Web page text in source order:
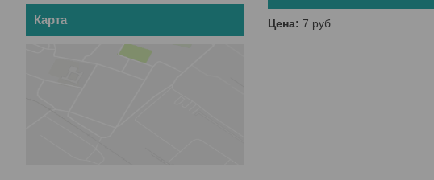
Цена: 7 руб.
Карта